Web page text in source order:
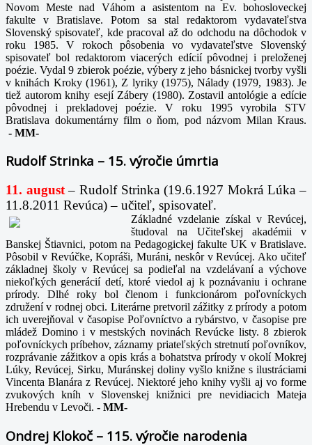
Novom Meste nad Váhom a asistentom na Ev. bohosloveckej
fakulte v Bratislave. Potom sa stal redaktorom vydavateľstva
Slovenský spisovateľ, kde pracoval až do odchodu na dôchodok v
roku 1985. V rokoch pôsobenia vo vydavateľstve Slovenský
spisovateľ bol redaktorom viacerých edícií pôvodnej i preloženej
poézie. Vydal 9 zbierok poézie, výbery z jeho básnickej tvorby vyšli
v knihách Kroky (1961), Z lyriky (1975), Nálady (1979, 1983). Je
tiež autorom knihy esejí Zábery (1980). Zostavil antológie a edície
pôvodnej i prekladovej poézie. V roku 1995 vyrobila STV
Bratislava dokumentárny film o ňom, pod názvom Milan Kraus.
- MM-
Rudolf Strinka – 15. výročie úmrtia
11. august – Rudolf Strinka (19.6.1927 Mokrá Lúka –
11.8.2011 Revúca) – učiteľ, spisovateľ.
Základné vzdelanie získal v Revúcej,
študoval na Učiteľskej akadémii v
Banskej Štiavnici, potom na Pedagogickej fakulte UK v Bratislave.
Pôsobil v Revúčke, Kopráši, Muráni, neskôr v Revúcej. Ako učiteľ
základnej školy v Revúcej sa podieľal na vzdelávaní a výchove
niekoľkých generácií detí, ktoré viedol aj k poznávaniu i ochrane
prírody. Dlhé roky bol členom i funkcionárom poľovníckych
združení v rodnej obci. Literárne pretvoril zážitky z prírody a potom
ich uverejňoval v časopise Poľovníctvo a rybárstvo, v časopise pre
mládež Domino i v mestských novinách Revúcke listy. 8 zbierok
poľovníckych príbehov, záznamy priateľských stretnutí poľovníkov,
rozprávanie zážitkov a opis krás a bohatstva prírody v okolí Mokrej
Lúky, Revúcej, Sirku, Muránskej doliny vyšlo knižne s ilustráciami
Vincenta Blanára z Revúcej. Niektoré jeho knihy vyšli aj vo forme
zvukových kníh v Slovenskej knižnici pre nevidiacich Mateja
Hrebendu v Levoči. - MM-
Ondrej Klokoč – 115. výročie narodenia